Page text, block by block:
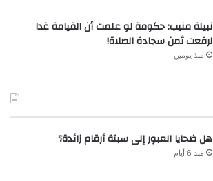
نبيلة منيب: حكومة لو علمت أن القيامة غدا
لرفعت ثمن سجادة الصلاة!
منذ يومين
هل ضحايا العبور إلى سبتة أرقام زائدة؟
منذ 6 أيام